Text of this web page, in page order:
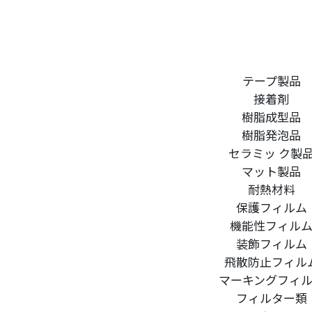
塗装トラブルと対策
OLDAS（オルダス）の概
テープ製品
接着剤
樹脂成型品
樹脂発泡品
セラミッ ク製
マット製品
耐熱材料
保護フィルム
機能性フィルム
装飾フィルム
飛散防止フィル
マーキングフィ
フィルター類